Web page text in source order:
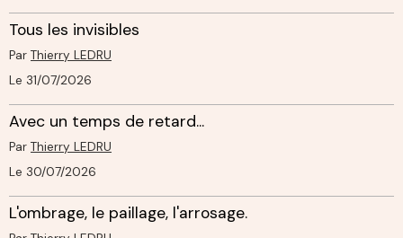
Tous les invisibles
Par Thierry LEDRU
Le 31/07/2026
Avec un temps de retard...
Par Thierry LEDRU
Le 30/07/2026
L'ombrage, le paillage, l'arrosage.